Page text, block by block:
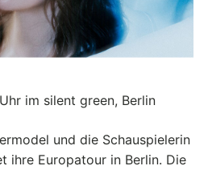
im silent green, Berlin
und die Schauspielerin
ihre Europatour in Berlin. Die